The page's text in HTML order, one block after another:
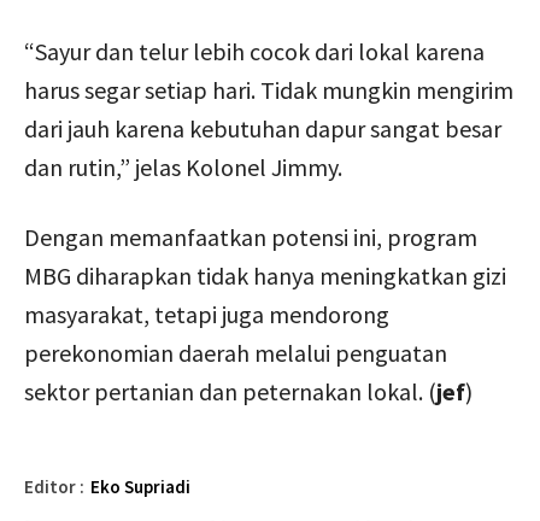
“Sayur dan telur lebih cocok dari lokal karena
harus segar setiap hari. Tidak mungkin mengirim
dari jauh karena kebutuhan dapur sangat besar
dan rutin,” jelas Kolonel Jimmy.
Dengan memanfaatkan potensi ini, program
MBG diharapkan tidak hanya meningkatkan gizi
masyarakat, tetapi juga mendorong
perekonomian daerah melalui penguatan
sektor pertanian dan peternakan lokal. (jef)
Editor : Eko Supriadi